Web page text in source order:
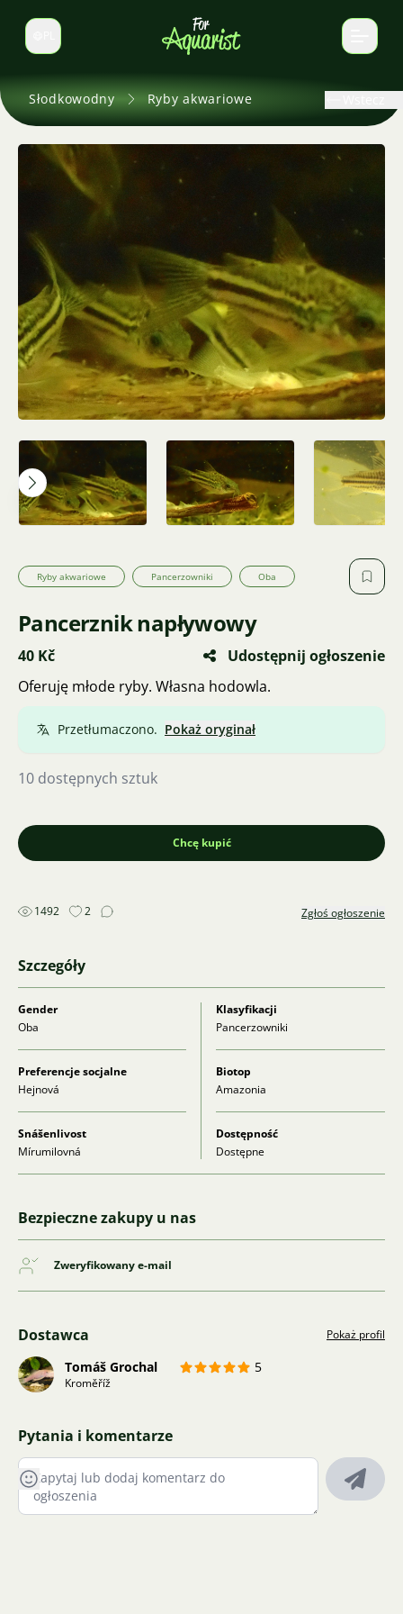
Zmień język
Słodkowodny Ryby akwariowe
Ryby akwariowe Pancerzowniki Oba
Pancerznik napływowy
40 Kč
Udostępnij ogłoszenie
Oferuję młode ryby. Własna hodowla.
Przetłumaczono. Pokaż oryginał
10 dostępnych sztuk
Chcę kupić
1492 2 Zgłoś ogłoszenie
Szczegóły
Gender
Oba
Klasyfikacji
Pancerzowniki
Preferencje socjalne
Hejnová
Biotop
Amazonia
Snášenlivost
Mírumilovná
Dostępność
Dostępne
Bezpieczne zakupy u nas
Zweryfikowany e-mail
Dostawca Pokaż profil
Tomáš Grochal 5
Kroměříž
Pytania i komentarze